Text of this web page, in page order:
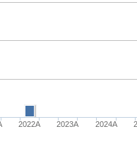
2022A 2023Α 2024A